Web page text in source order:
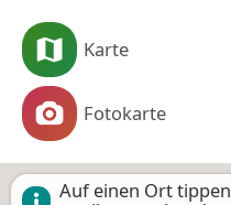
Karte
Fotokarte
Auf einen Ort tippen